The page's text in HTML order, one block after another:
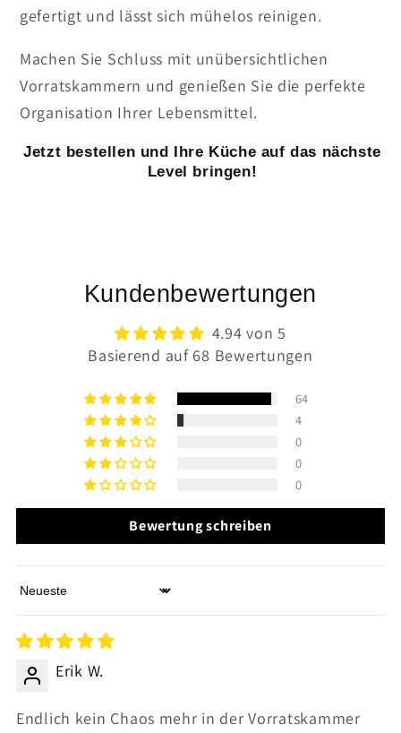
gefertigt und lässt sich mühelos reinigen.
Machen Sie Schluss mit unübersichtlichen
Vorratskammern und genießen Sie die perfekte
Organisation Ihrer Lebensmittel.
Jetzt bestellen und Ihre Küche auf das nächste
Level bringen!
Kundenbewertungen
4.94 von 5
Basierend auf 68 Bewertungen
64
4
0
0
0
Bewertung schreiben
Sort by
Erik W.
Endlich kein Chaos mehr in der Vorratskammer